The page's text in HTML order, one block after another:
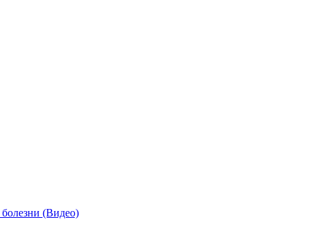
болезни (Видео)